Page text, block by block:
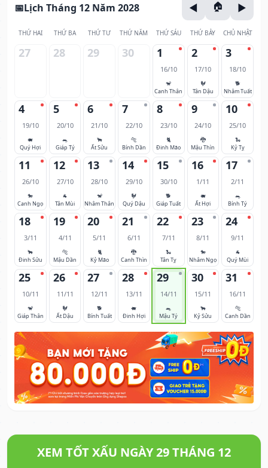
Lịch Tháng 12 Năm 2028
THỨ HAI THỨ BA THỨ TƯ THỨ NĂM THỨ SÁU THỨ BẢY CHỦ NHẬT
27 28 29 30 1
16/10
🐒
Canh Thân
2
17/10
🐓
Tân Dậu
3
18/10
🐕
Nhâm Tuất
4
19/10
🐖
Quý Hợi
5
20/10
🐀
Giáp Tý
6
21/10
🐂
Ất Sửu
7
22/10
🐅
Bính Dần
8
23/10
🐈
Đinh Mão
9
24/10
🐉
Mậu Thìn
10
25/10
🐍
Kỷ Tỵ
11
26/10
🐎
Canh Ngọ
12
27/10
🐐
Tân Mùi
13
28/10
🐒
Nhâm Thân
14
29/10
🐓
Quý Dậu
15
30/10
🐕
Giáp Tuất
16
1/11
🐖
Ất Hợi
17
2/11
🐀
Bính Tý
18
3/11
🐂
Đinh Sửu
19
4/11
🐅
Mậu Dần
20
5/11
🐈
Kỷ Mão
21
6/11
🐉
Canh Thìn
22
7/11
🐍
Tân Tỵ
23
8/11
🐎
Nhâm Ngọ
24
9/11
🐐
Quý Mùi
25
10/11
🐒
Giáp Thân
26
11/11
🐓
Ất Dậu
27
12/11
🐕
Bính Tuất
28
13/11
🐖
Đinh Hợi
29
14/11
🐀
Mậu Tý
30
15/11
🐂
Kỷ Sửu
31
16/11
🐅
Canh Dần
XEM TỐT XẤU NGÀY 29 THÁNG 12